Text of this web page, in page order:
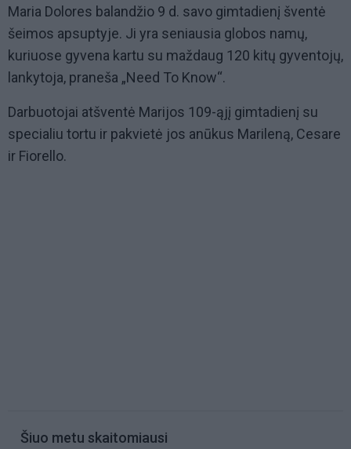
Maria Dolores balandžio 9 d. savo gimtadienį šventė
šeimos apsuptyje. Ji yra seniausia globos namų,
kuriuose gyvena kartu su maždaug 120 kitų gyventojų,
lankytoja, praneša „Need To Know“.
Darbuotojai atšventė Marijos 109-ąjį gimtadienį su
specialiu tortu ir pakvietė jos anūkus Marileną, Cesare
ir Fiorello.
Šiuo metu skaitomiausi